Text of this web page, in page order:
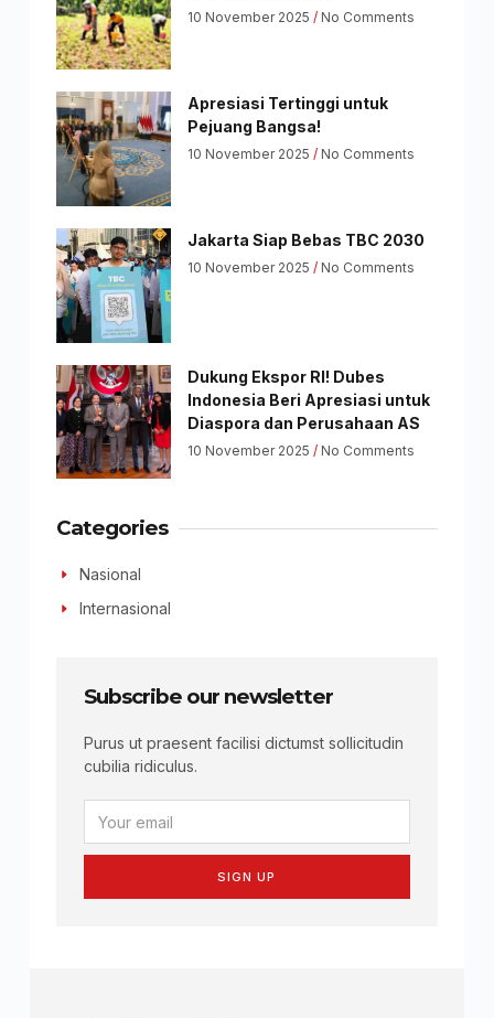
10 November 2025 No Comments
Apresiasi Tertinggi untuk
Pejuang Bangsa!
10 November 2025 No Comments
Jakarta Siap Bebas TBC 2030
10 November 2025 No Comments
Dukung Ekspor RI! Dubes
Indonesia Beri Apresiasi untuk
Diaspora dan Perusahaan AS
10 November 2025 No Comments
Categories
Nasional
Internasional
Subscribe our newsletter
Purus ut praesent facilisi dictumst sollicitudin
cubilia ridiculus.
SIGN UP